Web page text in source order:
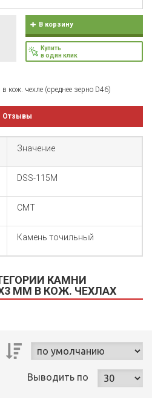
В корзину
Купить
в один клик
чехле (среднее зерно D46)
Отзывы
Значение
DSS-115M
CMT
Камень точильный
КАМНИ
ММ В КОЖ. ЧЕХЛАХ
Выводить по